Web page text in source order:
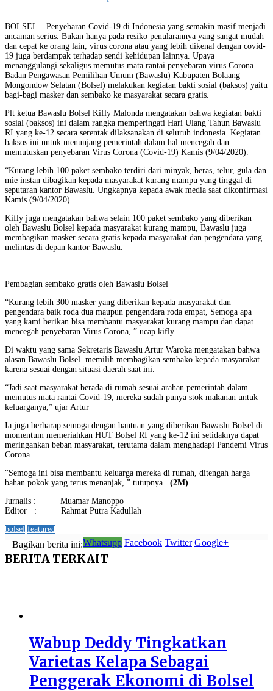
BOLSEL – Penyebaran Covid-19 di Indonesia yang semakin masif menjadi
ancaman serius. Bukan hanya pada resiko penularannya yang sangat mudah
dan cepat ke orang lain, virus corona atau yang lebih dikenal dengan covid-
19 juga berdampak terhadap sendi kehidupan lainnya. Upaya
menanggulangi sekaligus memutus mata rantai penyebaran virus Corona
Badan Pengawasan Pemilihan Umum (Bawaslu) Kabupaten Bolaang
Mongondow Selatan (Bolsel) melakukan kegiatan bakti sosial (baksos) yaitu
bagi-bagi masker dan sembako ke masyarakat secara gratis.
Plt ketua Bawaslu Bolsel Kifly Malonda mengatakan bahwa kegiatan bakti
sosial (baksos) ini dalam rangka memperingati Hari Ulang Tahun Bawaslu
RI yang ke-12 secara serentak dilaksanakan di seluruh indonesia. Kegiatan
baksos ini untuk menunjang pemerintah dalam hal mencegah dan
memutuskan penyebaran Virus Corona (Covid-19) Kamis (9/04/2020).
“Kurang lebih 100 paket sembako terdiri dari minyak, beras, telur, gula dan
mie instan dibagikan kepada masyarakat kurang mampu yang tinggal di
seputaran kantor Bawaslu. Ungkapnya kepada awak media saat dikonfirmasi
Kamis (9/04/2020).
Kifly juga mengatakan bahwa selain 100 paket sembako yang diberikan
oleh Bawaslu Bolsel kepada masyarakat kurang mampu, Bawaslu juga
membagikan masker secara gratis kepada masyarakat dan pengendara yang
melintas di depan kantor Bawaslu.
Pembagian sembako gratis oleh Bawaslu Bolsel
“Kurang lebih 300 masker yang diberikan kepada masyarakat dan
pengendara baik roda dua maupun pengendara roda empat, Semoga apa
yang kami berikan bisa membantu masyarakat kurang mampu dan dapat
mencegah penyebaran Virus Corona, ” ucap kifly.
Di waktu yang sama Sekretaris Bawaslu Artur Waroka mengatakan bahwa
alasan Bawaslu Bolsel memilih membagikan sembako kepada masyarakat
karena sesuai dengan situasi daerah saat ini.
“Jadi saat masyarakat berada di rumah sesuai arahan pemerintah dalam
memutus mata rantai Covid-19, mereka sudah punya stok makanan untuk
keluarganya,” ujar Artur
Ia juga berharap semoga dengan bantuan yang diberikan Bawaslu Bolsel di
momentum memeriahkan HUT Bolsel RI yang ke-12 ini setidaknya dapat
meringankan beban masyarakat, terutama dalam menghadapi Pandemi Virus
Corona.
“Semoga ini bisa membantu keluarga mereka di rumah, ditengah harga
bahan pokok yang terus menanjak, ” tutupnya. (2M)
Jurnalis : Muamar Manoppo
Editor : Rahmat Putra Kadullah
bolsel featured
Bagikan berita ini:Whatsupp Facebook Twitter Google+
BERITA TERKAIT
Wabup Deddy Tingkatkan
Varietas Kelapa Sebagai
Penggerak Ekonomi di Bolsel